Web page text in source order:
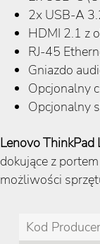
2x USB-A
HDMI 2.1 z
RJ-45
Gniazdo
Opcjonalny
Opcjonalny
Lenovo
dokujące z
możliwości
Kod